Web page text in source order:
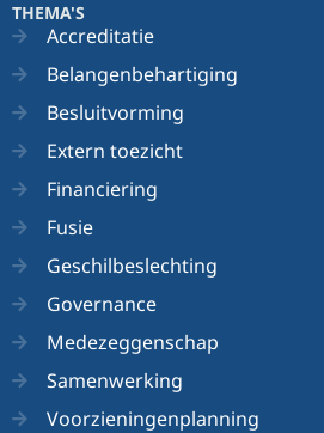
THEMA'S
Accreditatie
Belangenbehartiging
Besluitvorming
Extern toezicht
Financiering
Fusie
Geschilbeslechting
Governance
Medezeggenschap
Samenwerking
Voorzieningenplanning